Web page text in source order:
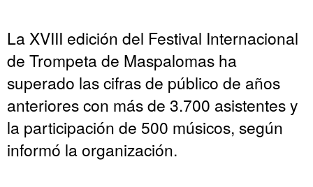
La XVIII edición del Festival Internacional
de Trompeta de Maspalomas ha
superado las cifras de público de años
anteriores con más de 3.700 asistentes y
la participación de 500 músicos, según
informó la organización.